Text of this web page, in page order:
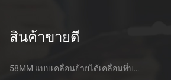
สินค้าขายดี
58MM แบบเคลื่อนย้ายได้เคลื่อนที่บลูทูธเอาไว้จับภาพความร้อนที่เครื่องพิมพ์ PTP-ฉัน